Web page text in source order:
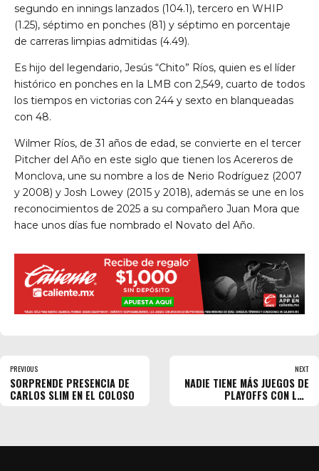
segundo en innings lanzados (104.1), tercero en WHIP
(1.25), séptimo en ponches (81) y séptimo en porcentaje
de carreras limpias admitidas (4.49).
Es hijo del legendario, Jesús “Chito” Ríos, quien es el líder
histórico en ponches en la LMB con 2,549, cuarto de todos
los tiempos en victorias con 244 y sexto en blanqueadas
con 48.
Wilmer Ríos, de 31 años de edad, se convierte en el tercer
Pitcher del Año en este siglo que tienen los Acereros de
Monclova, une su nombre a los de Nerio Rodríguez (2007
y 2008) y Josh Lowey (2015 y 2018), además se une en los
reconocimientos de 2025 a su compañero Juan Mora que
hace unos días fue nombrado el Novato del Año.
PREVIOUS
SORPRENDE PRESENCIA DE
CARLOS SLIM EN EL COLOSO
NEXT
NADIE TIENE MÁS JUEGOS DE
PLAYOFFS CON LOS